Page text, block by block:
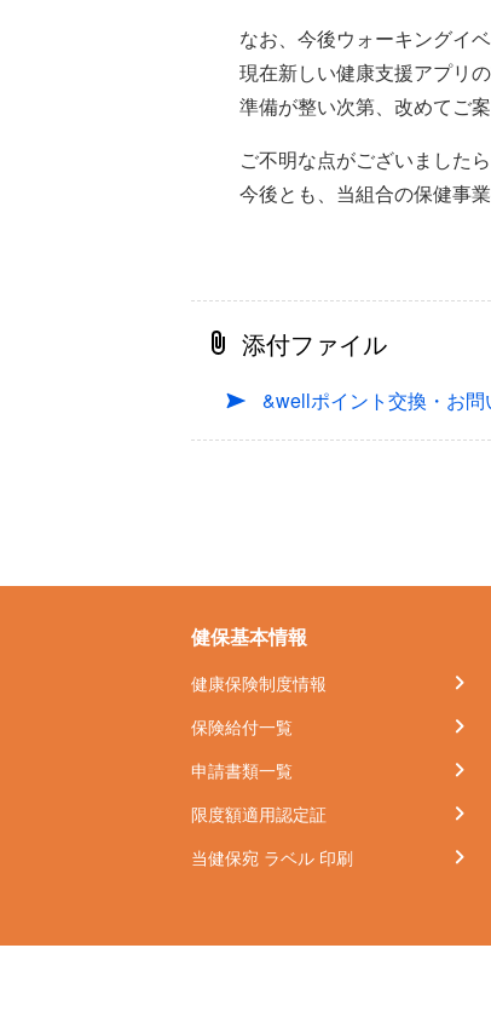
なお、今後ウォーキングイ
現在新しい健康支援アプリ
準備が整い次第、改めてご案
ご不明な点がございました
今後とも、当組合の保健事
添付ファイル
&wellポイント交換・お
健保基本情報
健康保険制度情報
保険給付一覧
申請書類一覧
限度額適用認定証
当健保宛 ラベル 印刷